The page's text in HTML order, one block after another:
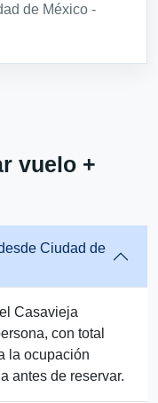
de México -
vuelo +
Ciudad de
Casavieja
con total
la ocupación
antes de reservar.